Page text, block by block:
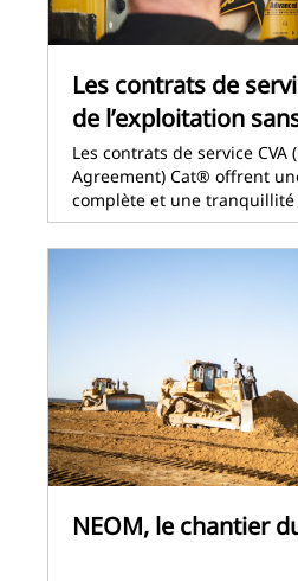
Les contrats de
de l’exploitation
Les contrats de service CVA
Agreement) Cat® offrent
complète et une
NEOM, le chantier